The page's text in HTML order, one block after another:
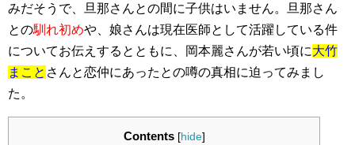
みだそうで、旦那さんとの間に子供はいません。旦那さん
との馴れ初めや、娘さんは現在医師として活躍している件
についてお伝えするとともに、岡本麗さんが若い頃に大竹
まこと さんと恋仲にあったとの噂の真相に迫ってみまし
た。
Contents [hide]